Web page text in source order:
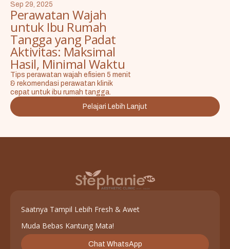
Sep 29, 2025
Perawatan Wajah
untuk Ibu Rumah
Tangga yang Padat
Aktivitas: Maksimal
Hasil, Minimal Waktu
Tips perawatan wajah efisien 5 menit
& rekomendasi perawatan klinik
cepat untuk ibu rumah tangga.
Pelajari Lebih Lanjut
Saatnya Tampil Lebih Fresh & Awet
Muda Bebas Kantung Mata!
Chat WhatsApp